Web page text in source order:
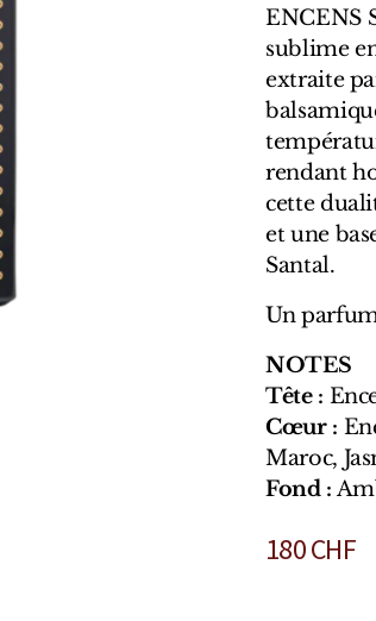
ENCENS
sublime
extraite
rendant
cette
et une
Santal.
Un
NOTES
Tête :
Cœur :
Maroc,
Fond :
180CHF